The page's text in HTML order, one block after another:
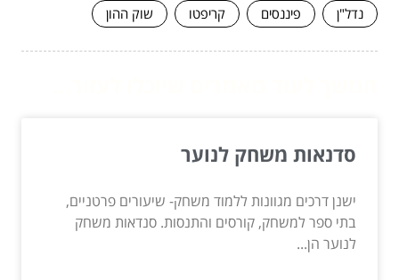
נדל"ן פיננסים קריפטו שוק ההון
סדנאות משחק לנוער
ישנן דרכים מגוונות ללמוד משחק- שיעורים פרטניים,
בתי ספר למשחק, קורסים והתנסות. סנדאות משחק
לנוער הן...